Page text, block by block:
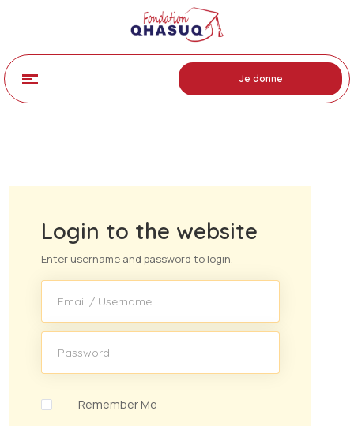
Je donne
Login to the website
Enter username and password to login.
Remember Me